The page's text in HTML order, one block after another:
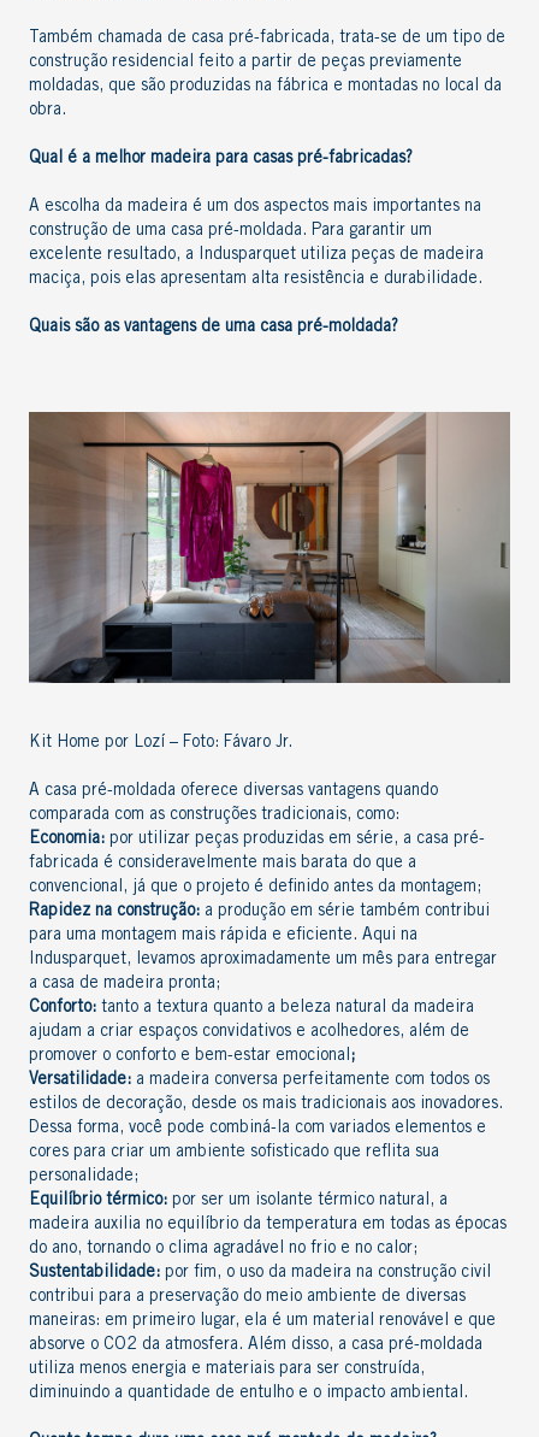
Também chamada de casa pré-fabricada , trata-se de um tipo de
construção residencial feito a partir de peças previamente
moldadas, que são produzidas na fábrica e montadas no local da
obra.
Qual é a melhor madeira para casas pré-fabricadas?
A escolha da madeira é um dos aspectos mais importantes na
construção de uma casa pré-moldada. Para garantir um
excelente resultado, a Indusparquet utiliza peças de madeira
maciça, pois elas apresentam alta resistência e durabilidade.
Quais são as vantagens de uma casa pré-moldada?
Kit Home por Lozí – Foto: Fávaro Jr.
A casa pré-moldada oferece diversas vantagens quando
comparada com as construções tradicionais, como:
Economia: por utilizar peças produzidas em série, a casa pré-
fabricada é consideravelmente mais barata do que a
convencional, já que o projeto é definido antes da montagem;
Rapidez na construção: a produção em série também contribui
para uma montagem mais rápida e eficiente. Aqui na
Indusparquet, levamos aproximadamente um mês para entregar
a casa de madeira pronta ;
Conforto: tanto a textura quanto a beleza natural da madeira
ajudam a criar espaços convidativos e acolhedores, além de
promover o conforto e bem-estar emocional ;
Versatilidade: a madeira conversa perfeitamente com todos os
estilos de decoração, desde os mais tradicionais aos inovadores.
Dessa forma, você pode combiná-la com variados elementos e
cores para criar um ambiente sofisticado que reflita sua
personalidade;
Equilíbrio térmico: por ser um isolante térmico natural , a
madeira auxilia no equilíbrio da temperatura em todas as épocas
do ano, tornando o clima agradável no frio e no calor;
Sustentabilidade: por fim, o uso da madeira na construção civil
contribui para a preservação do meio ambiente de diversas
maneiras: em primeiro lugar, ela é um material renovável e que
absorve o CO2 da atmosfera. Além disso, a casa pré-moldada
utiliza menos energia e materiais para ser construída,
diminuindo a quantidade de entulho e o impacto ambiental.